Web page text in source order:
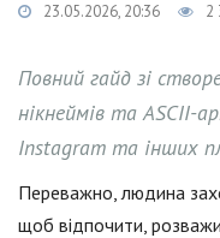
23.05.2026, 20:36 2
Повний гайд зі
нікнеймів та ASCII-
Instagram та інших
Переважно, людина
щоб відпочити,